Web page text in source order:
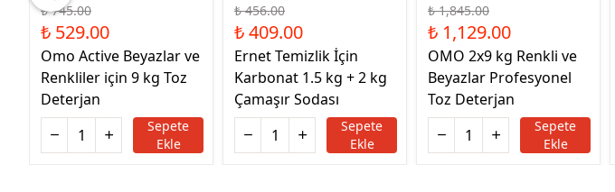
₺ 745.00
₺ 529.00
Omo Active Beyazlar ve
Renkliler için 9 kg Toz
Deterjan
Sepete
Ekle
₺ 456.00
₺ 409.00
Ernet Temizlik İçin
Karbonat 1.5 kg + 2 kg
Çamaşır Sodası
Sepete
Ekle
₺ 1,845.00
₺ 1,129.00
OMO 2x9 kg Renkli ve
Beyazlar Profesyonel
Toz Deterjan
Sepete
Ekle